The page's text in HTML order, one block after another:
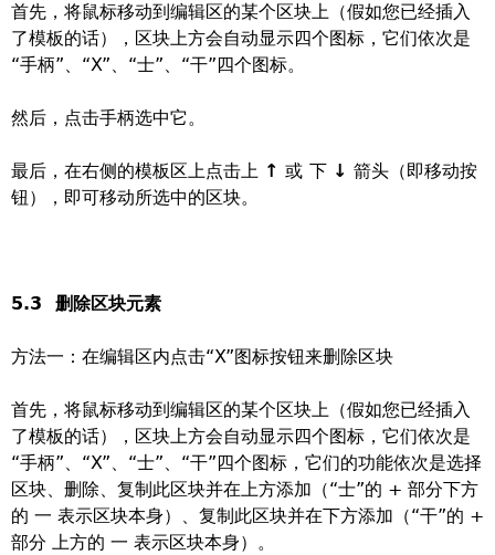
首先，将鼠标移动到编辑区的某个区块上（假如您已经插入
了模板的话），区块上方会自动显示四个图标，它们依次是
“手柄”、“X”、“士”、“干”四个图标。
然后，点击手柄选中它。
最后，在右侧的模板区上点击上 ↑ 或 下 ↓ 箭头（即移动按
钮），即可移动所选中的区块。
5.3 删除区块元素
方法一：在编辑区内点击“X”图标按钮来删除区块
首先，将鼠标移动到编辑区的某个区块上（假如您已经插入
了模板的话），区块上方会自动显示四个图标，它们依次是
“手柄”、“X”、“士”、“干”四个图标，它们的功能依次是选择
区块、删除、复制此区块并在上方添加（“士”的 + 部分下方
的 一 表示区块本身）、复制此区块并在下方添加（“干”的 +
部分 上方的 一 表示区块本身）。